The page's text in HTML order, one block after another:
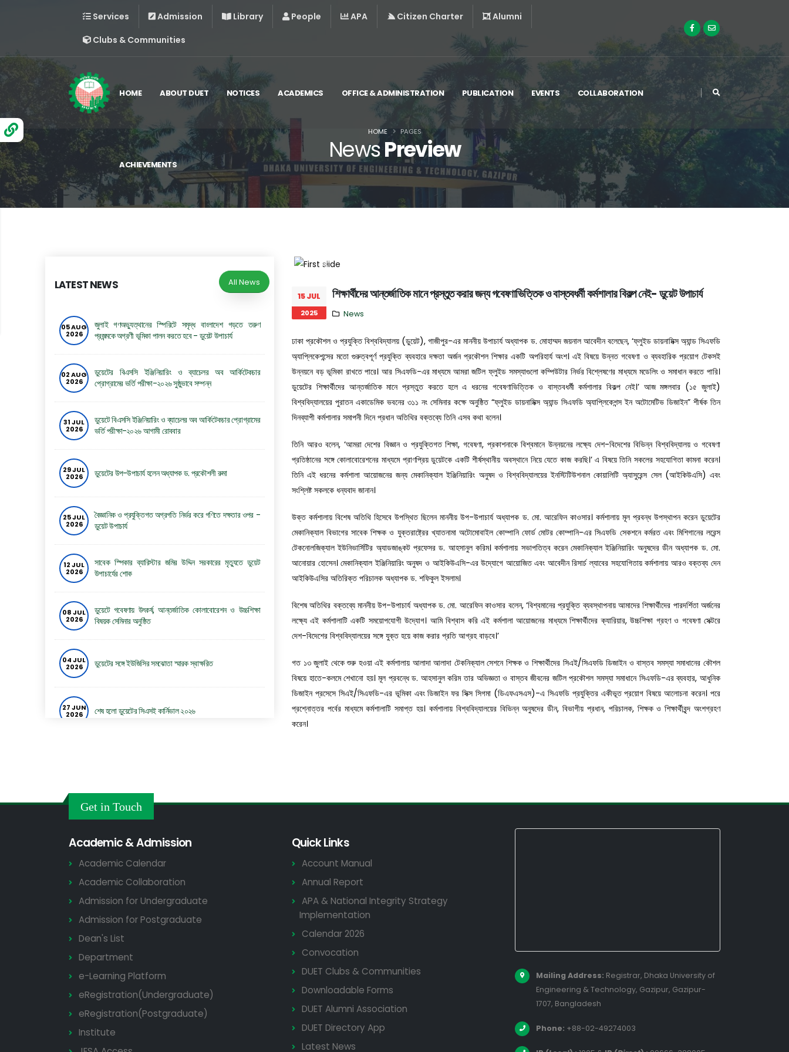
Services Admission Library People APA Citizen Charter
Alumni
Clubs & Communities
HOME ABOUT DUET NOTICES ACADEMICS OFFICE & ADMINISTRATION PUBLICATION EVENTS COLLABORATION
ACHIEVEMENTS
NewsPreview
HOME PAGES
LATEST NEWS All News
05 AUG
2026
জুলাই গণঅভ্যুত্থানের স্পিরিটে সমৃদ্ধ বাংলাদেশ গড়তে তরুণ
প্রজন্মকে অগ্রণী ভূমিকা পালন করতে হবে - ডুয়েট উপাচার্য
02 AUG
2026
ডুয়েটের বিএসসি ইঞ্জিনিয়ারিং ও ব্যাচেলর অব আর্কিটেকচার
প্রোগ্রামের ভর্তি পরীক্ষা-২০২৬ সুষ্ঠুভাবে সম্পন্ন
31 JUL
2026
ডুয়েটে বিএসসি ইঞ্জিনিয়ারিং ও ব্যাচেলর অব আর্কিটেকচার প্রোগ্রামের
ভর্তি পরীক্ষা-২০২৬ আগামী রোববার
29 JUL
2026 ডুয়েটের উপ-উপাচার্য হলেন অধ্যাপক ড. প্রকৌশলী রুমা
25 JUL
2026
বৈজ্ঞানিক ও প্রযুক্তিগত অগ্রগতি নির্ভর করে গণিতে দক্ষতার ওপর -
ডুয়েট উপাচার্য
12 JUL
2026
সাবেক স্পিকার ব্যারিস্টার জমির উদ্দিন সরকারের মৃত্যুতে ডুয়েট
উপাচার্যের শোক
08 JUL
2026
ডুয়েটে গবেষণায় উৎকর্ষ, আন্তর্জাতিক কোলাবোরেশন ও উচ্চশিক্ষা
বিষয়ক সেমিনার অনুষ্ঠিত
04 JUL
2026 ডুয়েটের সঙ্গে ইউজিসির সমঝোতা স্মারক স্বাক্ষরিত
27 JUN
2026 শেষ হলো ডুয়েটের সিএসই কার্নিভাল ২০২৬
Previous
15 JUL
2025
শিক্ষার্থীদের আন্তর্জাতিক মানে প্রস্তুত করার জন্য গবেষণাভিত্তিক ও বাস্তবধর্মী কর্মশালার বিকল্প নেই- ডুয়েট উপাচার্য
News
ঢাকা প্রকৌশল ও প্রযুক্তি বিশ্ববিদ্যালয় (ডুয়েট), গাজীপুর-এর মাননীয় উপাচার্য অধ্যাপক ড. মোহাম্মদ জয়নাল আবেদীন বলেছেন, ‘ফ্লুইড ডায়নামিক্স অ্যান্ড সিএফডি
অ্যাপ্লিকেশন্সের মতো গুরুত্বপূর্ণ প্রযুক্তি ব্যবহারে দক্ষতা অর্জন প্রকৌশল শিক্ষার একটি অপরিহার্য অংশ। এই বিষয়ে উন্নত গবেষণা ও ব্যবহারিক প্রয়োগ টেকসই
উন্নয়নে বড় ভূমিকা রাখতে পারে। আর সিএফডি-এর মাধ্যমে আমরা জটিল ফ্লুইড সমস্যাগুলো কম্পিউটার নির্ভর বিশ্লেষণের মাধ্যমে মডেলিং ও সমাধান করতে পারি।
ডুয়েটের শিক্ষার্থীদের আন্তর্জাতিক মানে প্রস্তুত করতে হলে এ ধরনের গবেষণাভিত্তিক ও বাস্তবধর্মী কর্মশালার বিকল্প নেই।’ আজ মঙ্গলবার (১৫ জুলাই)
বিশ্ববিদ্যালয়ের পুরাতন একাডেমিক ভবনের ৩১১ নং সেমিনার কক্ষে অনুষ্ঠিত “ফ্লুইড ডায়নামিক্স অ্যান্ড সিএফডি অ্যাপ্লিকেশন্স ইন অটোমেটিভ ডিজাইন” শীর্ষক তিন
দিনব্যাপী কর্মশালার সমাপনী দিনে প্রধান অতিথির বক্তব্যে তিনি এসব কথা বলেন।
তিনি আরও বলেন, ‘আমরা দেশের বিজ্ঞান ও প্রযুক্তিগত শিক্ষা, গবেষণা, প্রকাশনাকে বিশ্বমানে উন্নয়নের লক্ষ্যে দেশ-বিদেশের বিভিন্ন বিশ্ববিদ্যালয় ও গবেষণা
প্রতিষ্ঠানের সঙ্গে কোলাবোরেশনের মাধ্যমে প্রাণপ্রিয় ডুয়েটকে একটি শীর্ষস্থানীয় অবস্থানে নিয়ে যেতে কাজ করছি।’ এ বিষয়ে তিনি সকলের সহযোগিতা কামনা করেন।
তিনি এই ধরনের কর্মশালা আয়োজনের জন্য মেকানিক্যাল ইঞ্জিনিয়ারিং অনুষদ ও বিশ্ববিদ্যালয়ের ইনস্টিটিউশনাল কোয়ালিটি অ্যাসুরেন্স সেল (আইকিউএসি) এবং
সংশ্লিষ্ট সকলকে ধন্যবাদ জানান।
উক্ত কর্মশালায় বিশেষ অতিথি হিসেবে উপস্থিত ছিলেন মাননীয় উপ-উপাচার্য অধ্যাপক ড. মো. আরেফিন কাওসার। কর্মশালায় মূল প্রবন্ধ উপস্থাপন করেন ডুয়েটের
মেকানিক্যাল বিভাগের সাবেক শিক্ষক ও যুক্তরাষ্ট্রের খ্যাতনামা অটোমোবাইল কোম্পানি ফোর্ড মোটর কোম্পানি-এর সিএফডি সেকশনে কর্মরত এবং মিশিগানের লরেন্স
টেকনোলজিক্যাল ইউনিভার্সিটির অ্যাডজাঙ্কট প্রফেসর ড. আহসানুল করিম। কর্মশালায় সভাপতিত্ব করেন মেকানিক্যাল ইঞ্জিনিয়ারিং অনুষদের ডীন অধ্যাপক ড. মো.
আনোয়ার হোসেন। মেকানিক্যাল ইঞ্জিনিয়ারিং অনুষদ ও আইকিউএসি-এর উদ্যোগে আয়োজিত এবং আবেদীন রিসার্চ ল্যাবের সহযোগিতায় কর্মশালায় আরও বক্তব্য দেন
আইকিউএসির অতিরিক্ত পরিচালক অধ্যাপক ড. শফিকুল ইসলাম।
বিশেষ অতিথির বক্তব্যে মাননীয় উপ-উপাচার্য অধ্যাপক ড. মো. আরেফিন কাওসার বলেন, ‘বিশ্বমানের প্রযুক্তি ব্যবস্থাপনায় আমাদের শিক্ষার্থীদের পারদর্শিতা অর্জনের
লক্ষ্যে এই কর্মশালাটি একটি সময়োপযোগী উদ্যোগ। আমি বিশ্বাস করি এই কর্মশালা আয়োজনের মাধ্যমে শিক্ষার্থীদের ক্যারিয়ার, উচ্চশিক্ষা গ্রহণ ও গবেষণা সেক্টরে
দেশ-বিদেশের বিশ্ববিদ্যালয়ের সঙ্গে যুক্ত হয়ে কাজ করার প্রতি আগ্রহ বাড়বে।’
গত ১৩ জুলাই থেকে শুরু হওয়া এই কর্মশালায় আলাদা আলাদা টেকনিক্যাল সেশনে শিক্ষক ও শিক্ষার্থীদের সিএই/সিএফডি ডিজাইন ও বাস্তব সমস্যা সমাধানের কৌশল
বিষয়ে হাতে-কলমে শেখানো হয়। মূল প্রবন্ধে ড. আহসানুল করিম তার অভিজ্ঞতা ও বাস্তব জীবনের জটিল প্রকৌশল সমস্যা সমাধানে সিএফডি-এর ব্যবহার, আধুনিক
ডিজাইন প্রসেসে সিএই/সিএফডি-এর ভূমিকা এবং ডিজাইন ফর সিক্স সিগমা (ডিএফএসএস)-এ সিএফডি প্রযুক্তির একীভূত প্রয়োগ বিষয়ে আলোচনা করেন। পরে
প্রশ্নোত্তর পর্বের মাধ্যমে কর্মশালাটি সমাপ্ত হয়। কর্মশালায় বিশ্ববিদ্যালয়ের বিভিন্ন অনুষদের ডীন, বিভাগীয় প্রধান, পরিচালক, শিক্ষক ও শিক্ষার্থীবৃন্দ অংশগ্রহণ
করেন।
Get in Touch
Academic & Admission
Academic Calendar
Academic Collaboration
Admission for Undergraduate
Admission for Postgraduate
Dean's List
Department
e-Learning Platform
eRegistration(Undergraduate)
eRegistration(Postgraduate)
Institute
Quick Links
Account Manual
Annual Report
APA & National Integrity Strategy
Implementation
Calendar 2026
Convocation
DUET Clubs & Communities
Downloadable Forms
DUET Alumni Association
DUET Directory App
Latest News
Mailing Address: Registrar, Dhaka University of
Engineering & Technology, Gazipur, Gazipur-
1707, Bangladesh
Phone: +88-02-49274003